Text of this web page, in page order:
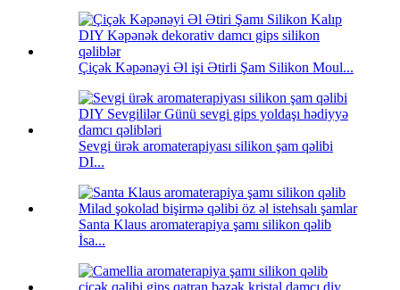
Çiçək Kəpənəyi Əl işi Ətirli Şam Silikon Moul...
Sevgi ürək aromaterapiyası silikon şam qəlibi
DI...
Santa Klaus aromaterapiya şamı silikon qəlib
İsa...